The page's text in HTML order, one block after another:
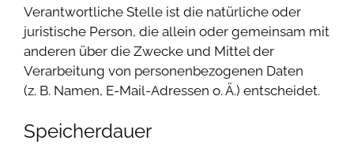
Verantwortliche Stelle ist die natürliche oder
juristische Person, die allein oder gemeinsam mit
anderen über die Zwecke und Mittel der
Verarbeitung von personenbezogenen Daten
(z. B. Namen, E-Mail-Adressen o. Ä.) entscheidet.
Speicherdauer